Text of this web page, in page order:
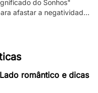
do Sonhos"
afastar a negatividade
romântico e dicas